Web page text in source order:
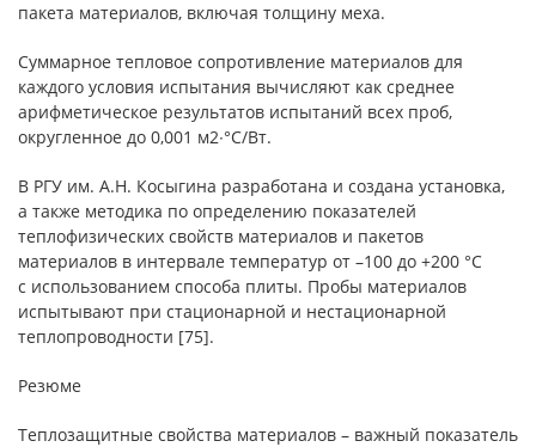
пакета материалов, включая толщину меха.
Суммарное тепловое сопротивление материалов для
каждого условия испытания вычисляют как среднее
арифметическое результатов испытаний всех проб,
округленное до 0,001 м2∙°С/Вт.
В РГУ им. А.Н. Косыгина разработана и создана установка,
а также методика по определению показателей
теплофизических свойств материалов и пакетов
материалов в интервале температур от –100 до +200 °С
с использованием способа плиты. Пробы материалов
испытывают при стационарной и нестационарной
теплопроводности [75].
Резюме
Теплозащитные свойства материалов – важный показатель